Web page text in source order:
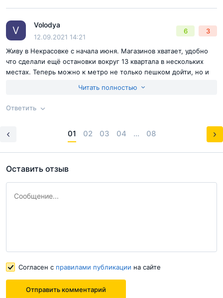
Согласен справилами публикациина сайте
Отправить комментарий
Ответ на отзыв
правилами публикации на сайте
Отправить комментарий
V Volodya
12.09.2021 14:21
6 3
Живу в Некрасовке с начала июня. Магазинов хватает, удобно
что сделали ещё остановки вокруг 13 квартала в нескольких
местах. Теперь можно к метро не только пешком дойти, но и
охраняемой парковки поблизости. Сейчас приходится
Читать полностью
Ответить
Отправить комментарий
01 02 03 04 ... 08
Оставить отзыв
Согласен с правилами публикации на сайте
Отправить комментарий